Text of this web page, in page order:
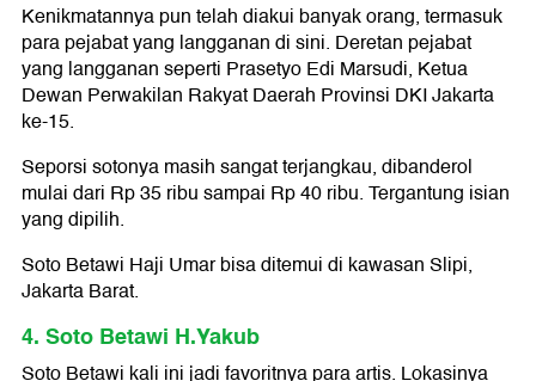
Kenikmatannya pun telah diakui banyak orang, termasuk
para pejabat yang langganan di sini. Deretan pejabat
yang langganan seperti Prasetyo Edi Marsudi, Ketua
Dewan Perwakilan Rakyat Daerah Provinsi DKI Jakarta
ke-15.
Seporsi sotonya masih sangat terjangkau, dibanderol
mulai dari Rp 35 ribu sampai Rp 40 ribu. Tergantung isian
yang dipilih.
Soto Betawi Haji Umar bisa ditemui di kawasan Slipi,
Jakarta Barat.
4. Soto Betawi H.Yakub
Soto Betawi kali ini jadi favoritnya para artis. Lokasinya